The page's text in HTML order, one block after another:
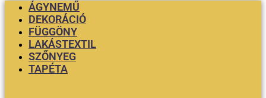
ÁGYNEMŰ
DEKORÁCIÓ
FÜGGÖNY
LAKÁSTEXTIL
SZŐNYEG
TAPÉTA